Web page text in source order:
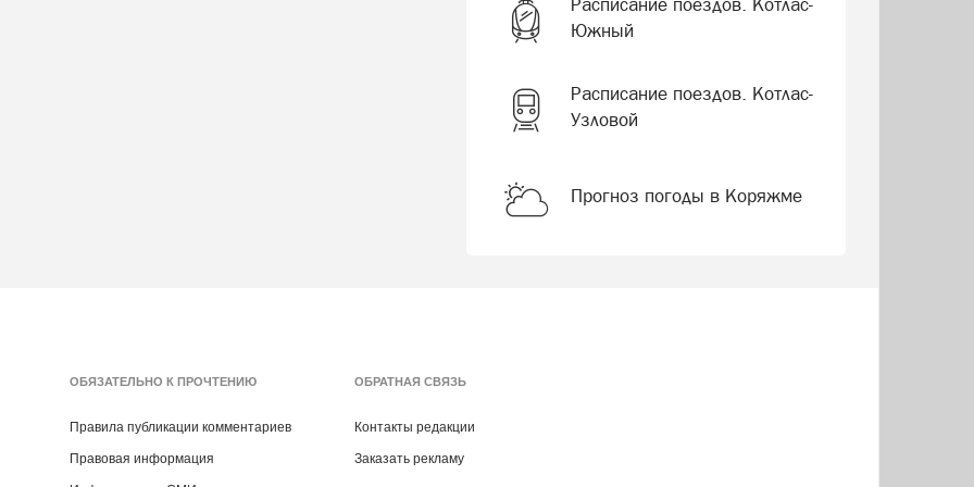
Южный
Расписание поездов. Котлас-
Узловой
Прогноз погоды в Коряжме
ОБЯЗАТЕЛЬНО К ПРОЧТЕНИЮ
Правила публикации комментариев
Правовая информация
ОБРАТНАЯ СВЯЗЬ
Контакты редакции
Заказать рекламу